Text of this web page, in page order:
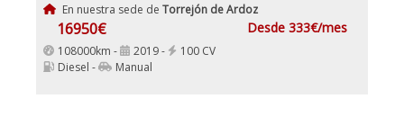
En nuestra sede de Torrejón de Ardoz
16950€ Desde 333€/mes
108000km - 2019 -
100 CV
Diesel -
Manual